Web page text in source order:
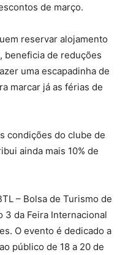
de março.
reservar alojamento
beneficia de reduções
uma escapadinha de
marcar já as férias de
condições do clube de
ainda mais 10% de
– Bolsa de Turismo de
3 da Feira Internacional
O evento é dedicado a
público de 18 a 20 de